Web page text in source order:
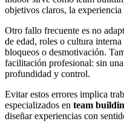
objetivos claros, la
Otro fallo frecuente es no
de edad, roles o cultura
bloqueos o desmotivación.
facilitación profesional: sin
profundidad y control.
Evitar estos errores implica
especializados en team
diseñar experiencias con